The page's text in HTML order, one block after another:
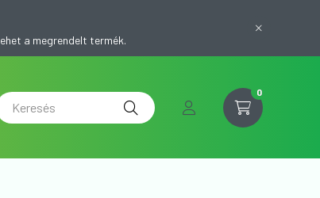
a megrendelt termék.
0